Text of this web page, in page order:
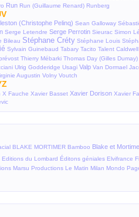
Run Run (Guillaume Renard) Runberg
(Christophe Pelinq) Sean Galloway
Serge Letendre Serge Perrotin Sieurac Simon
Bileau Stéphane Créty Stéphane Louis
Sylvain Guinebaud Tabary Tacito Talent Caldwell
Thierry Mébarki Thomas Day (Gilles Dumay)
Ulrig Godderidge Usagi Valp Van Dormael
Augustin Volny Voutch
X Fauche Xavier Basset Xavier Dorison Xavier
BLAKE MORTIMER Bamboo Blake et
Editions du Lombard Éditons géniales Elvifrance
Marsu Productions Le Matin Milan Mondo